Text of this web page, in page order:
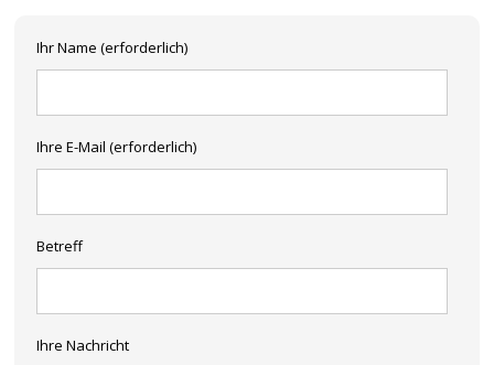
Ihr Name (erforderlich)
Ihre E-Mail (erforderlich)
Betreff
Ihre Nachricht